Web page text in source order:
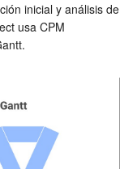
inicial y análisis de
usa CPM